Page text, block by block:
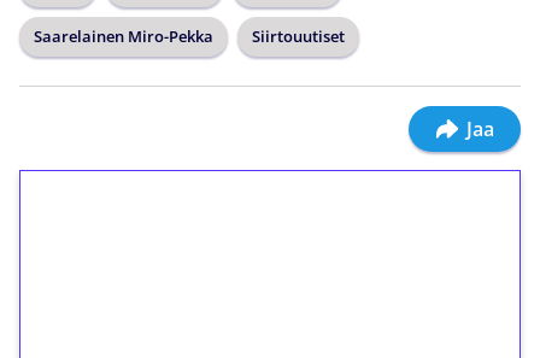
Saarelainen Miro-Pekka Siirtouutiset
Jaa